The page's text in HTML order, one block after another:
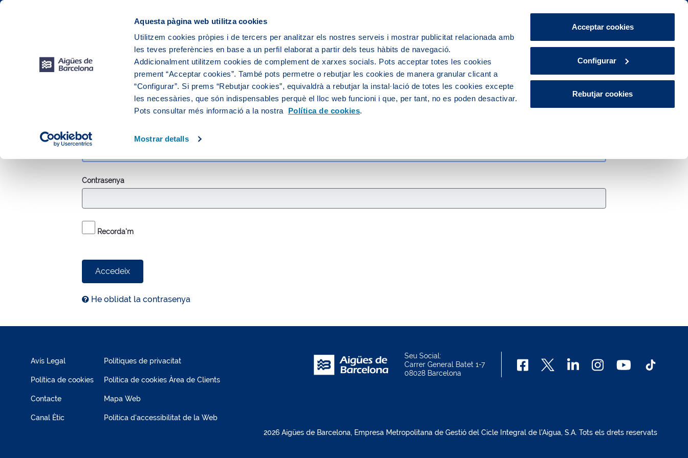
Aquesta pàgina web utilitza cookies
Utilitzem cookies pròpies i de tercers per analitzar els nostres serveis i mostrar publicitat relacionada amb
les teves preferències en base a un perfil elaborat a partir dels teus hàbits de navegació.
Addicionalment utilitzem cookies de complement de xarxes socials. Pots acceptar totes les cookies
prement “Acceptar cookies”. També pots permetre o rebutjar les cookies de manera granular clicant a
“Configurar”. Si prems “Rebutjar cookies”, equivaldrà a rebutjar la instal·lació de totes les cookies excepte
les necessàries, que són indispensables perquè el lloc web funcioni i que, per tant, no es poden desactivar.
Pots consultar més informació a la nostra Política de cookies.
Mostrar detalls
Acceptar cookies
Configurar
Rebutjar cookies
CA ES Àrea de Clients
El teu servei d'aigua L’aigua de la teva ciutat Explora, educa i participa Contacte
Inici de sessió
Inicia la sessió
Adreça de correu electrònic
Contrasenya
Recorda'm
Accedeix
He oblidat la contrasenya
Avís Legal
Política de cookies
Contacte
Canal Ètic
Polítiques de privacitat
Política de cookies Àrea de Clients
Mapa Web
Política d'accessibilitat de la Web
Seu Social:
Carrer General Batet 1-7
08028 Barcelona
2026 Aigües de Barcelona, Empresa Metropolitana de Gestió del Cicle Integral de l'Aigua, S.A. Tots els drets reservats